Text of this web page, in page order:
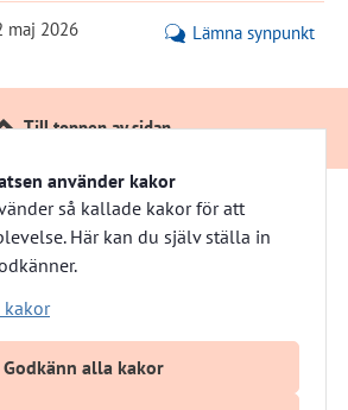
använder kakor
så kallade kakor för att
Här kan du själv ställa in
kakor
Godkänn alla kakor
maj 2026 Lämna synpunkt
Till toppen av sidan